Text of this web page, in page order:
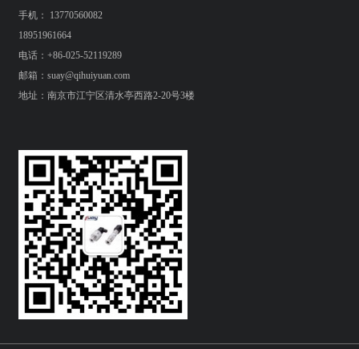
手机： 13770560082
18951961664
电话：+86-025-52119289
邮箱：suay@qihuiyuan.com
地址：南京市江宁区清水亭西路2-20号3楼